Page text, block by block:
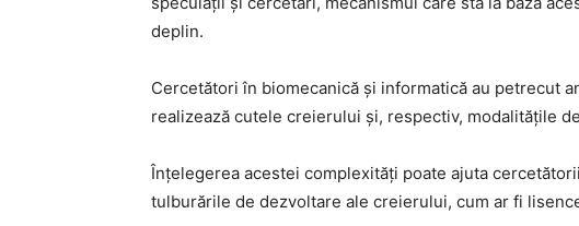
deplin.
Cercetători în biomecanică și informatică au petrecut
realizează cutele creierului și, respectiv, modalitățile
Înțelegerea acestei complexități poate ajuta
tulburările de dezvoltare ale creierului, cum ar fi